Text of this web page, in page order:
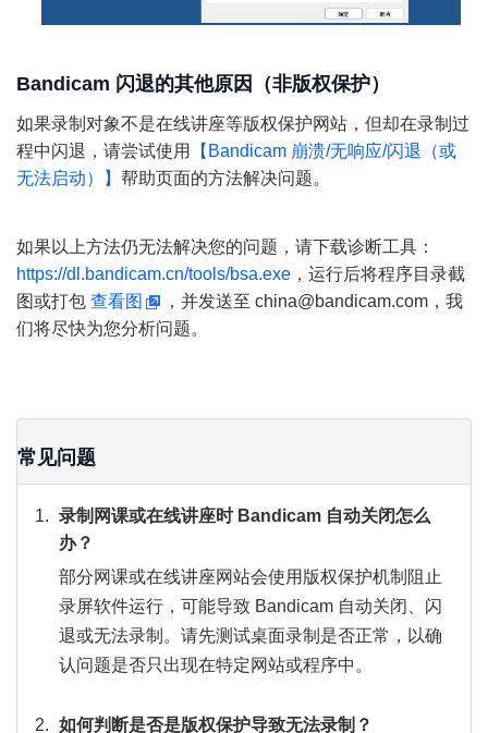
Bandicam 闪退的其他原因（非版权保护）
如果录制对象不是在线讲座等版权保护网站，但却在录制过
程中闪退，请尝试使用
【Bandicam 崩溃/无响应/闪退（或
无法启动）】 帮助页面的方法解决问题。
如果以上方法仍无法解决您的问题，请下载诊断工具：
https://dl.bandicam.cn/tools/bsa.exe ，运行后将程序目录截
图或打包 查看图
，并发送至 china@bandicam.com，我
们将尽快为您分析问题。
常见问题
录制网课或在线讲座时 Bandicam 自动关闭怎么
办？
部分网课或在线讲座网站会使用版权保护机制阻止
录屏软件运行，可能导致 Bandicam 自动关闭、闪
退或无法录制。请先测试桌面录制是否正常，以确
认问题是否只出现在特定网站或程序中。
如何判断是否是版权保护导致无法录制？